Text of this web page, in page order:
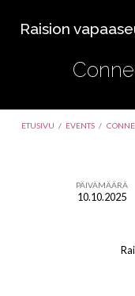
Raision
ETUSIVU / EVENTS /
PÄIVÄMÄÄRÄ
10.10.2025